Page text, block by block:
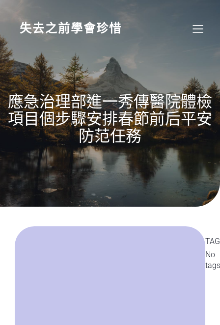
content
失去之前學會珍惜
應急治理部進一秀傳醫院體檢
項目個步驟安排春節前后平安
防范任務
No
tags